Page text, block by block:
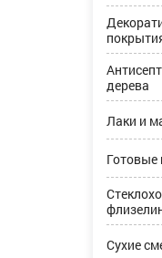
дерева
Лаки и
Готовые
Сухие